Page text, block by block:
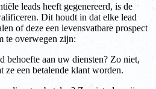
leads heeft gegenereerd, is de
Dit houdt in dat elke lead
of deze een levensvatbare prospect
te overwegen zijn:
behoefte aan uw diensten? Zo niet,
ze een betalende klant worden.